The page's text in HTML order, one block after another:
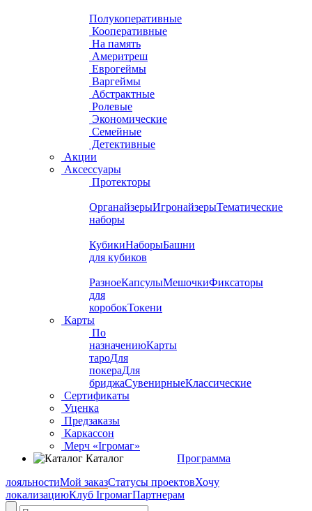
Полукоперативные
Кооперативные
На память
Америтреш
Еврогеймы
Варгеймы
Абстрактные
Ролевые
Экономические
Семейные
Детективные
Акции
Аксессуары
Протекторы
ОрганайзерыИгронайзерыТематические
наборы
КубикиНаборыБашни
для кубиков
РазноеКапсулыМешочкиФиксаторы
для
коробокТокени
Карты
По
назначениюКарты
тароДля
покераДля
бриджаСувенирныеКлассические
Сертификаты
Уценка
Предзаказы
Каркассон
Мерч «Ігромаг»
Каталог
Программа
лояльностиМой заказСтатусы проектовХочу
локализациюКлуб ІгромагПартнерам